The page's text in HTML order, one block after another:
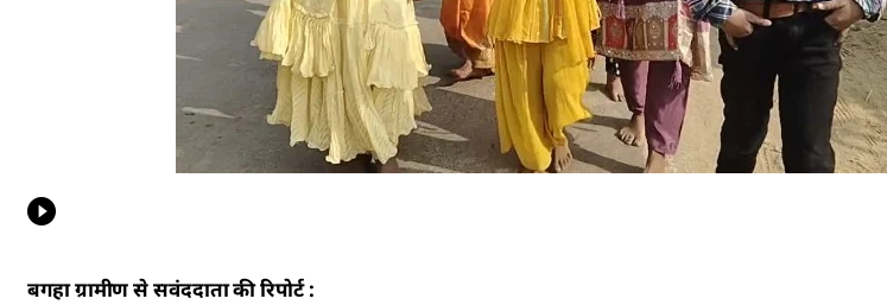
बगहा ग्रामीण से सवंददाता की रिपोर्ट :